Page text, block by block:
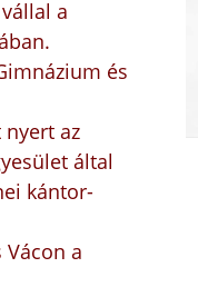
a
és
nyert az
által
kántor-
Vácon a